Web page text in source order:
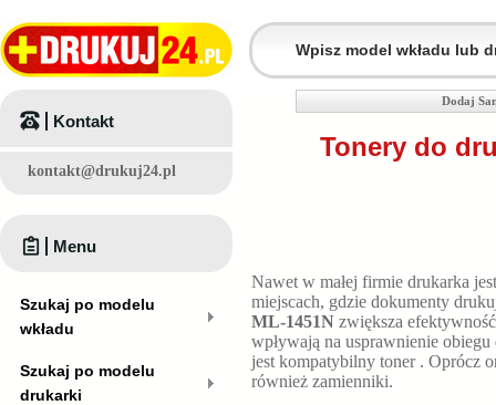
Dodaj
Tonery do
Nawet w małej firmie drukarka
miejscach, gdzie dokumenty
ML-1451N zwiększa
wpływają na usprawnienie
jest kompatybilny toner . Oprócz
również zamienniki.
Kontakt
kontakt@drukuj24.pl
Menu
Szukaj po modelu
wkładu
Szukaj po modelu
drukarki